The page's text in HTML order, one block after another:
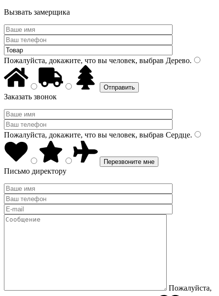
Вызвать замерщика
Пожалуйста, докажите, что вы человек, выбрав Дерево.
Заказать звонок
Пожалуйста, докажите, что вы человек, выбрав Сердце.
Письмо директору
Пожалуйста,